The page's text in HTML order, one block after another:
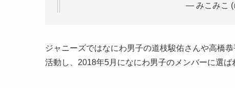
— みこみこ
ジャニーズではなにわ男子の道枝駿佑さんや高橋
活動し、2018年5月になにわ男子のメンバーに選ば